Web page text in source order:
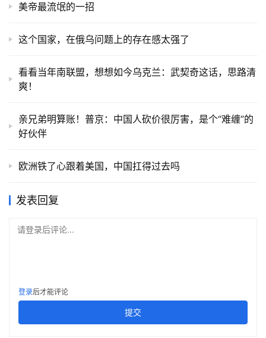
美帝最流氓的一招
这个国家，在俄乌问题上的存在感太强了
看看当年南联盟，想想如今乌克兰：武契奇这话，思路清
爽！
亲兄弟明算账！普京：中国人砍价很厉害，是个“难缠”的
好伙伴
欧洲铁了心跟着美国，中国扛得过去吗
发表回复
请登录后评论...
登录后才能评论
提交